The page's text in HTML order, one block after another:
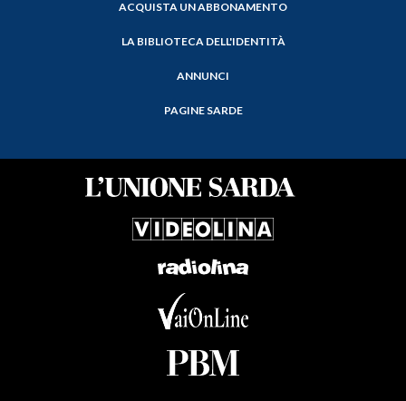
ACQUISTA UN ABBONAMENTO
LA BIBLIOTECA DELL'IDENTITÀ
ANNUNCI
PAGINE SARDE